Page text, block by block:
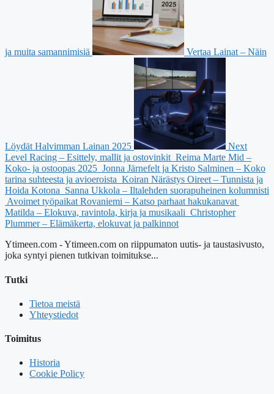
ja muita samannimisiä Vertaa Lainat – Näin
Löydät Halvimman Lainan 2025
Next
Level Racing – Esittely, mallit ja ostovinkit Reima Marte Mid –
Koko- ja ostoopas 2025 Jonna Järnefelt ja Kristo Salminen – Koko
tarina suhteesta ja avioeroista Koiran Närästys Oireet – Tunnista ja
Hoida Kotona Sanna Ukkola – Iltalehden suorapuheinen kolumnisti
Avoimet työpaikat Rovaniemi – Katso parhaat hakukanavat
Matilda – Elokuva, ravintola, kirja ja musikaali Christopher
Plummer – Elämäkerta, elokuvat ja palkinnot
Ytimeen.com - Ytimeen.com on riippumaton uutis- ja taustasivusto,
joka syntyi pienen tutkivan toimitukse...
Tutki
Tietoa meistä
Yhteystiedot
Toimitus
Historia
Cookie Policy